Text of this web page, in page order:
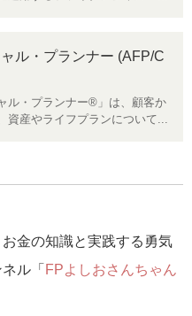
ル・プランナー (AFP/C
ル・プランナー®」は、顧客か
資産やライフプランについて...
金の知識と実践する勇気
ル「 FPよしおさんちゃん